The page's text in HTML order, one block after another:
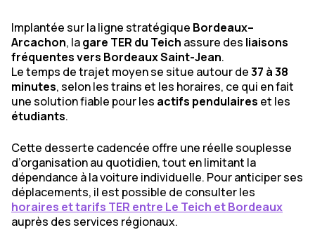
Implantée sur la ligne stratégique Bordeaux–
Arcachon, lagare TER du Teich assure des liaisons
fréquentes vers Bordeaux Saint-Jean.
Le temps de trajet moyen se situe autour de37 à 38
minutes, selon les trains et les horaires, ce qui en fait
une solution fiable pour les actifs pendulaires et les
étudiants.
Cette desserte cadencée offre une réelle souplesse
d’organisation au quotidien, tout en limitant la
dépendance à la voiture individuelle. Pour anticiper ses
déplacements, il est possible de consulter les
horaires et tarifs TER entre Le Teich et Bordeaux
auprès des services régionaux.